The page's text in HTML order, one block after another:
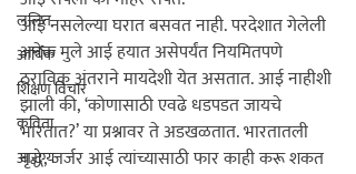
ललित
आर्थिक
शिक्षण विचार
कविता
आरोग्य
आई नसलेल्या घरात बसवत नाही. परदेशात गेलेली
अनेक मुले आई हयात असेपर्यंत नियमितपणे
ठराविक अंतराने मायदेशी येत असतात. आई नाहीशी
झाली की, ‘कोणासाठी एवढे धडपडत जायचे
भारतात?’ या प्रश्नावर ते अडखळतात. भारतातली
वृद्ध, जर्जर आई त्यांच्यासाठी फार काही करू शकत